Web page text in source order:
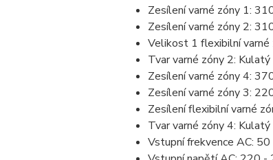
Zesílení varné zóny 1:
Zesílení varné zóny 2:
Velikost 1 flexibilní
Tvar varné zóny 2: Kulatý
Zesílení varné zóny 4:
Zesílení varné zóny 3:
Zesílení flexibilní varné
Tvar varné zóny 4: Kulatý
Vstupní frekvence AC: